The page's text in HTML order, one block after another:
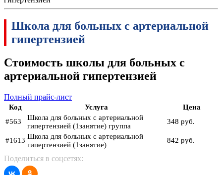
Школа для больных с артериальной
гипертензией
Стоимость школы для больных с
артериальной гипертензией
Полный прайс-лист
Код Услуга
Цена
#563
Школа для больных с артериальной
гипертензией (1занятие) группа
348 руб.
#1613 Школа для больных с артериальной
гипертензией (1занятие)
842 руб.
Поделиться в соцсетях: